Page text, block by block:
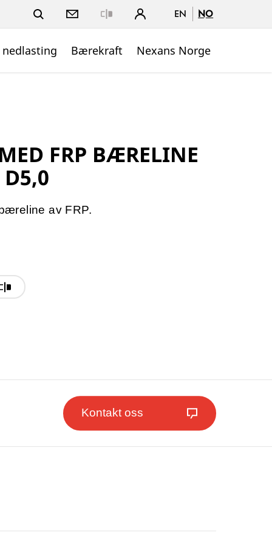
EN NO
Bærekraft Nexans Norge
FRP BÆRELINE
av FRP.
Kontakt oss